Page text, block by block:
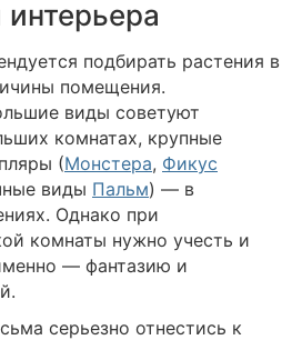
подбирать растения в
помещения.
виды советуют
комнатах, крупные
(Монстера, Фикус
виды Пальм) — в
Однако при
комнаты нужно учесть и
— фантазию и
серьезно отнестись к